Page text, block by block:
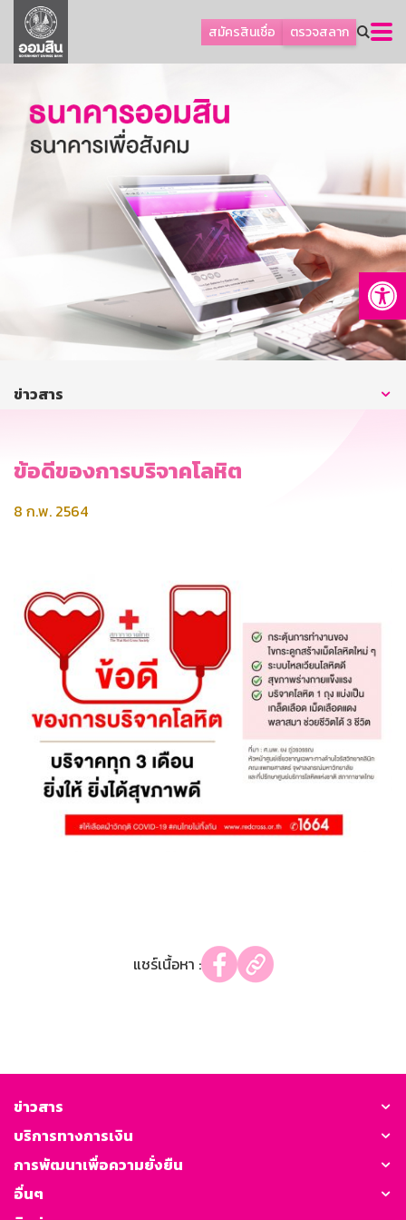
สมัครสินเชื่อ ตรวจสลาก
ลูกค้าธุรกิจ
ลูกค้าผู้ประกอบรายย่อย
ออมเพื่อสุข
เกี่ยวกับธนาคาร
การพัฒนาที่ยั่งยืน
บริการทางการเงิน
ติดต่อเรา
บริการออนไลน์
ข่าวสาร
ข้อดีของการบริจาคโลหิต
8 ก.พ. 2564
แชร์เนื้อหา :
ข่าวสาร
บริการทางการเงิน
การพัฒนาเพื่อความยั่งยืน
อื่นๆ